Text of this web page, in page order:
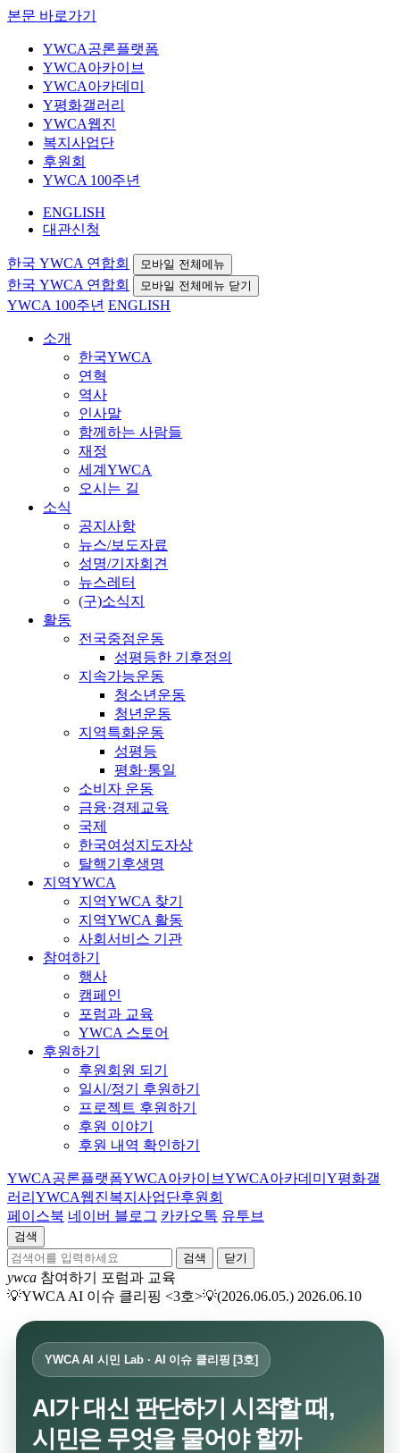
본문 바로가기
YWCA공론플랫폼
YWCA아카이브
YWCA아카데미
Y평화갤러리
YWCA웹진
복지사업단
후원회
YWCA 100주년
ENGLISH
대관신청
한국 YWCA 연합회 모바일 전체메뉴
한국 YWCA 연합회 모바일 전체메뉴 닫기
YWCA 100주년 ENGLISH
소개
한국YWCA
연혁
역사
인사말
함께하는 사람들
재정
세계YWCA
오시는 길
소식
공지사항
뉴스/보도자료
성명/기자회견
뉴스레터
(구)소식지
활동
전국중점운동
성평등한 기후정의
지속가능운동
청소년운동
청년운동
지역특화운동
성평등
평화·통일
소비자 운동
금융·경제교육
국제
한국여성지도자상
탈핵기후생명
지역YWCA
지역YWCA 찾기
지역YWCA 활동
사회서비스 기관
참여하기
행사
캠페인
포럼과 교육
YWCA 스토어
후원하기
후원회원 되기
일시/정기 후원하기
프로젝트 후원하기
후원 이야기
후원 내역 확인하기
YWCA공론플랫폼YWCA아카이브YWCA아카데미 Y평화갤
러리 YWCA웹진복지사업단후원회
페이스북 네이버 블로그 카카오톡 유투브
검색
닫기
ywca 참여하기
포럼과 교육
💡YWCA AI 이슈 클리핑 <3호>💡(2026.06.05.) 2026.06.10
YWCA AI 시민 Lab · AI 이슈 클리핑 [3호]
AI가 대신 판단하기 시작할 때,
시민은 무엇을 물어야 할까